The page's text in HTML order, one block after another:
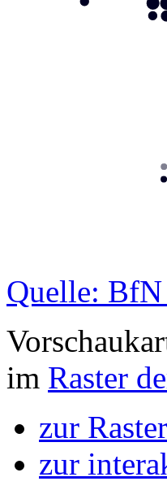
Quelle:
im Raster
zur
zur